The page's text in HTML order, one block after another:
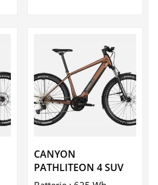
CANYON
PATHLITEON 4 SUV